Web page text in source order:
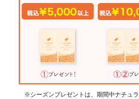
※シーズンプレゼントは、期間中ナチュ